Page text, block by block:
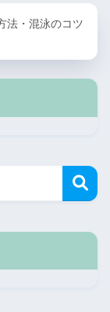
法・混泳のコツ